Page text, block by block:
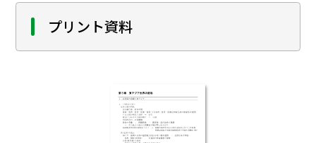
プリント資料